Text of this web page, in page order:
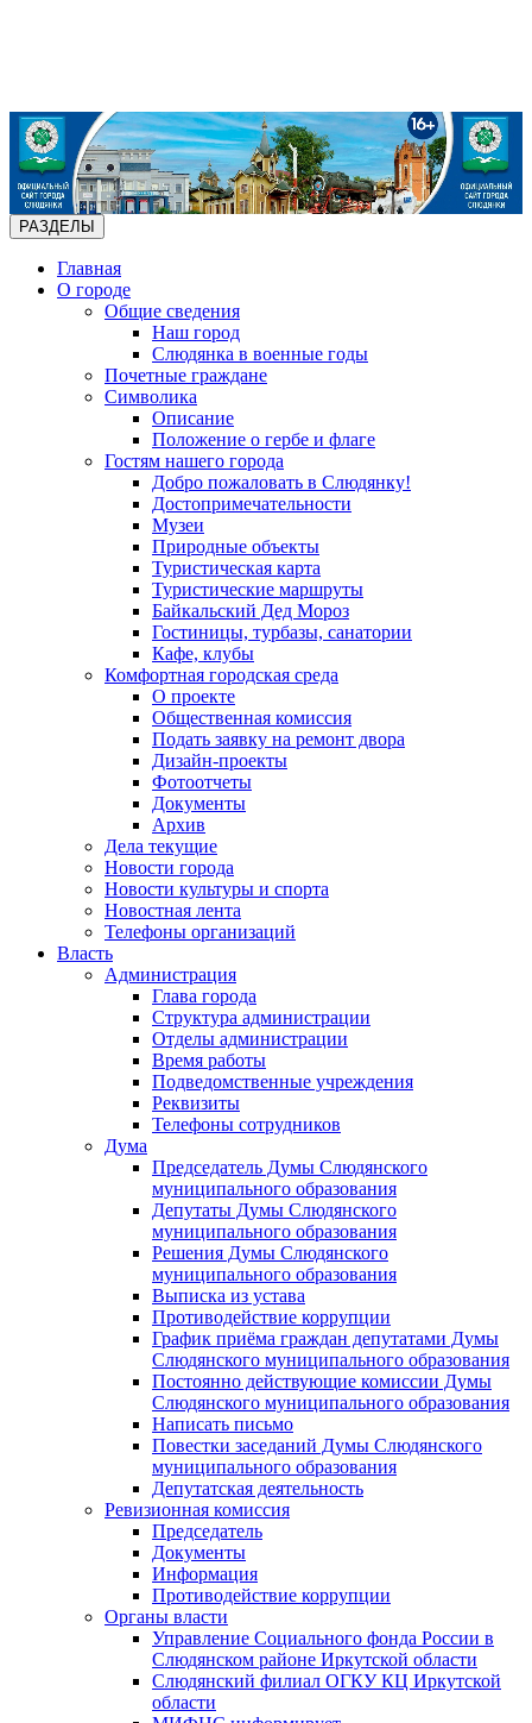
РАЗДЕЛЫ
Главная
О городе
Общие сведения
Наш город
Слюдянка в военные годы
Почетные граждане
Символика
Описание
Положение о гербе и флаге
Гостям нашего города
Добро пожаловать в Слюдянку!
Достопримечательности
Музеи
Природные объекты
Туристическая карта
Туристические маршруты
Байкальский Дед Мороз
Гостиницы, турбазы, санатории
Кафе, клубы
Комфортная городская среда
О проекте
Общественная комиссия
Подать заявку на ремонт двора
Дизайн-проекты
Фотоотчеты
Документы
Архив
Дела текущие
Новости города
Новости культуры и спорта
Новостная лента
Телефоны организаций
Власть
Администрация
Глава города
Структура администрации
Отделы администрации
Время работы
Подведомственные учреждения
Реквизиты
Телефоны сотрудников
Дума
Председатель Думы Слюдянского
муниципального образования
Депутаты Думы Слюдянского
муниципального образования
Решения Думы Слюдянского
муниципального образования
Выписка из устава
Противодействие коррупции
График приёма граждан депутатами Думы
Слюдянского муниципального образования
Постоянно действующие комиссии Думы
Слюдянского муниципального образования
Написать письмо
Повестки заседаний Думы Слюдянского
муниципального образования
Депутатская деятельность
Ревизионная комиссия
Председатель
Документы
Информация
Противодействие коррупции
Органы власти
Управление Социального фонда России в
Слюдянском районе Иркутской области
Слюдянский филиал ОГКУ КЦ Иркутской
области